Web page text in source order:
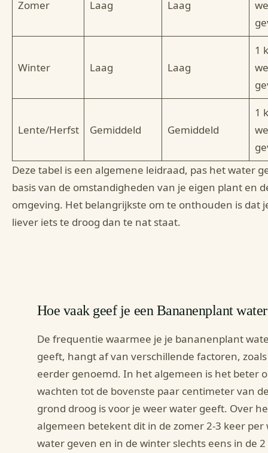
Zomer Laag Laag
Winter Laag Laag
1
Lente/Herfst Gemiddeld Gemiddeld
1
Deze tabel is een algemene leidraad, pas het water
basis van de omstandigheden van je eigen plant en
omgeving. Het belangrijkste om te onthouden is dat
liever iets te droog dan te nat staat.
Hoe vaak geef je een Bananenplant
De frequentie waarmee je je bananenplant
geeft, hangt af van verschillende factoren, zoals
eerder genoemd. In het algemeen is het beter
wachten tot de bovenste paar centimeter van
grond droog is voor je weer water geeft. Over
algemeen betekent dit in de zomer 2-3 keer per
water geven en in de winter slechts eens in de 2